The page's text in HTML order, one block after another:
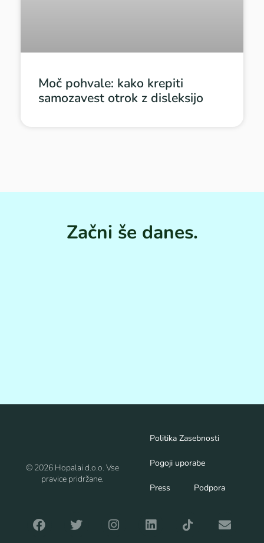
Moč pohvale: kako krepiti
samozavest otrok z disleksijo
Začni še danes.
© 2026 Hopalai d.o.o. Vse
pravice pridržane.
Politika Zasebnosti
Pogoji uporabe
Press Podpora